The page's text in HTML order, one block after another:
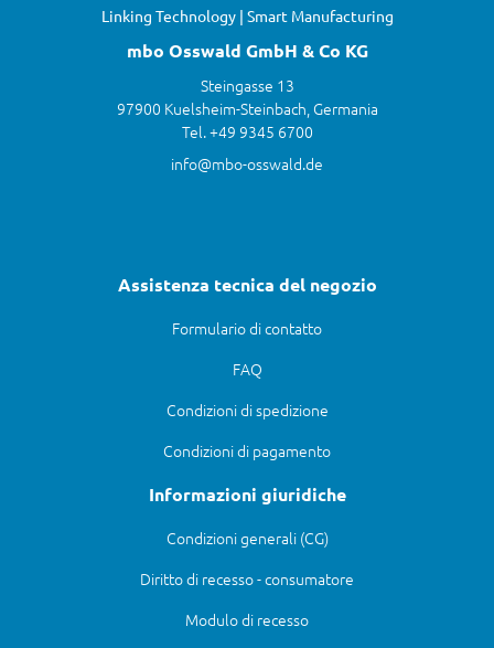
Linking Technology | Smart Manufacturing
mbo Osswald GmbH & Co KG
Steingasse 13
97900 Kuelsheim-Steinbach, Germania
Tel. +49 9345 6700
info@mbo-osswald.de
Assistenza tecnica del negozio
Formulario di contatto
FAQ
Condizioni di spedizione
Condizioni di pagamento
Informazioni giuridiche
Condizioni generali (CG)
Diritto di recesso - consumatore
Modulo di recesso